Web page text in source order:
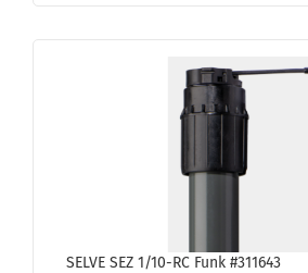
SELVE SEZ 1/10-RC Funk #311643